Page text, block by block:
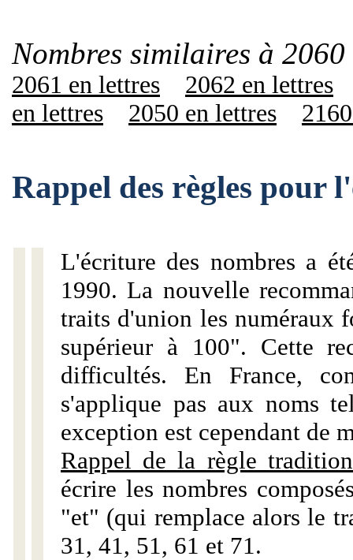
Nombres similaires à
2061 en lettres
2062 en lettres
en lettres
2050 en lettres
Rappel des règles pour
L'écriture des nombres a
1990. La nouvelle
traits d'union les numéraux
supérieur à 100". Cette
difficultés. En France,
s'applique pas aux noms
exception est cependant de
Rappel de la règle
écrire les nombres
"et" (qui remplace alors le
31, 41, 51, 61 et 71.